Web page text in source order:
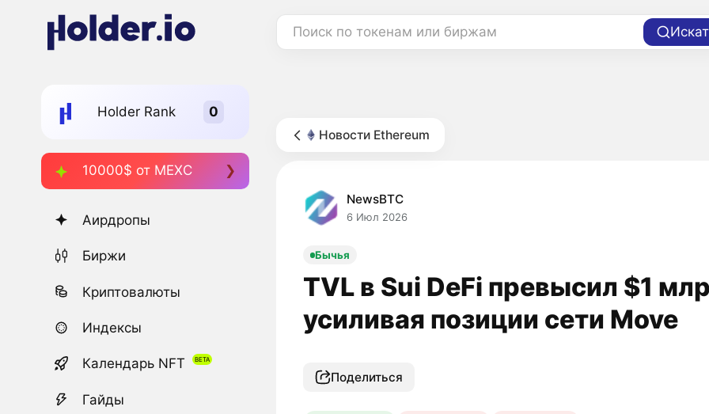
Поиск по токенам или биржам
Holder Rank
10000$ от MEXC
Аирдропы
Биржи
Криптовалюты
Индексы
Календарь NFT
Гайды
Новости Ethereum
NewsBTC
6 Июл 2026
Бычья
TVL в Sui DeFi превысил $1
усиливая позиции сети Move
Поделиться